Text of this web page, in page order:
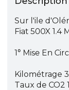
Sur l'ile
Fiat 500X 1.4
1° Mise En
Kilométrage
Taux de CO2